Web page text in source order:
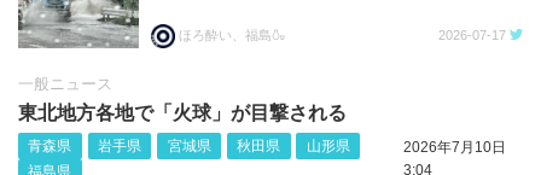
ほろ酔い、福島🍶 2026-07-17
一般ニュース
東北地方各地で「火球」が目撃される
青森県 岩手県 宮城県 秋田県
山形県
福島県
2026年7月10日
3:04